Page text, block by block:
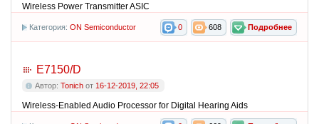
Wireless Power Transmitter ASIC
Подробнее
608
0
Категория: ON Semiconductor
E7150/D
Автор: Tonich от 16-12-2019, 22:05
Wireless-Enabled Audio Processor for Digital Hearing Aids